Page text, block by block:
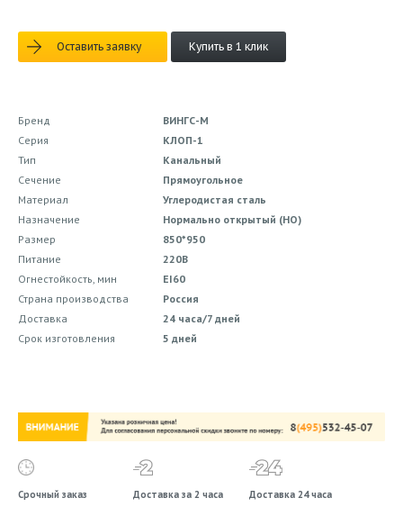
Оставить заявку Купить в 1 клик
Бренд
ВИНГС-М
Серия
КЛОП-1
Тип
Канальный
Сечение
Прямоугольное
Материал
Углеродистая сталь
Назначение
Нормально открытый (НО)
Размер
850*950
Питание
220В
Огнестойкость, мин
EI60
Страна производства
Россия
Доставка
24 часа/7 дней
Срок изготовления
5 дней
Срочный заказ Доставка за 2 часа Доставка 24 часа